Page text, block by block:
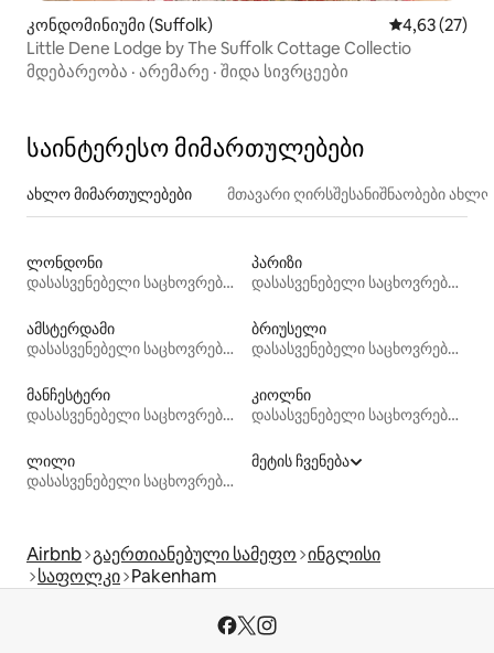
კონდომინიუმი (Suffolk) საშუალო
4,63 (27)
Little Dene Lodge by The Suffolk Cottage Collectio
მდებარეობა · არემარე · შიდა სივრცეები
საინტერესო მიმართულებები
ახლო მიმართულებები მთავარი ღირსშესანიშნაობები
ლონდონი
დასასვენებელი საცხოვრებლები
პარიზი
დასასვენებელი საცხოვრებლები
ამსტერდამი
დასასვენებელი საცხოვრებლები
ბრიუსელი
დასასვენებელი საცხოვრებლები
მანჩესტერი
დასასვენებელი საცხოვრებლები
კიოლნი
დასასვენებელი საცხოვრებლები
ლილი
დასასვენებელი საცხოვრებლები
მეტის ჩვენება
Airbnb გაერთიანებული სამეფო ინგლისი
საფოლკი Pakenham